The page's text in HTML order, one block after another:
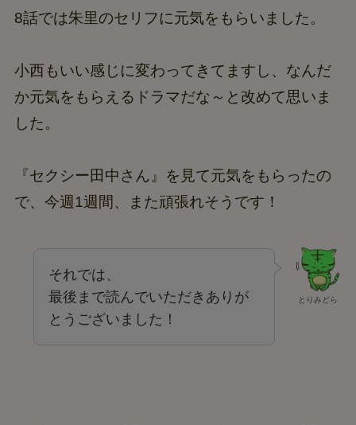
8話では朱里のセリフに元気をもらいました。
小西もいい感じに変わってきてますし、なんだ
か元気をもらえるドラマだな～と改めて思いま
した。
『セクシー田中さん』を見て元気をもらったの
で、今週1週間、また頑張れそうです！
とりみどら
それでは、
最後まで読んでいただきありが
とうございました！